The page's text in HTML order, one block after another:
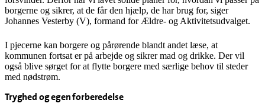
borgerne og sikrer, at de får den hjælp, de har brug for, siger
Johannes Vesterby (V), formand for Ældre- og Aktivitetsudvalget.
I pjecerne kan borgere og pårørende blandt andet læse, at
kommunen fortsat er på arbejde og sikrer mad og drikke. Der vil
også blive sørget for at flytte borgere med særlige behov til steder
med nødstrøm.
Tryghed og egen forberedelse